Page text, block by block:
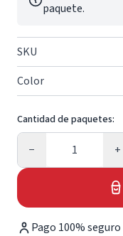
paquete.
SKU
Color
Cantidad de paquetes:
−
Cantidad
+
Pago 100% seguro